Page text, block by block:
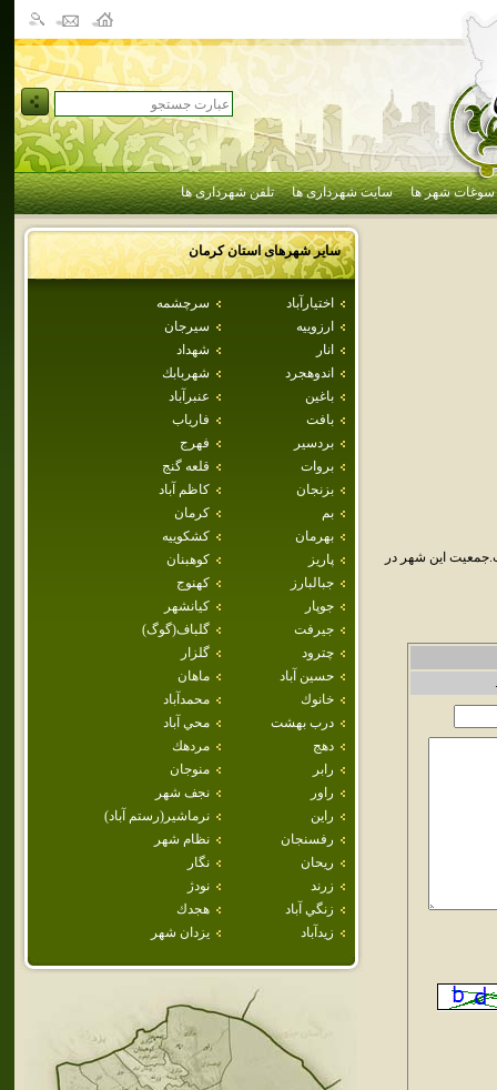
سوغات شهر ها سایت شهرداری ها تلفن شهرداری ها
سایر شهرهای استانكرمان
اختيارآباد
سرچشمه
ارزوييه
سيرجان
انار
شهداد
اندوهجرد
شهربابك
باغين
عنبرآباد
بافت
فارياب
بردسير
فهرج
بروات
قلعه گنج
بزنجان
كاظم آباد
بم
كرمان
بهرمان
كشكوييه
پاريز
كوهبنان
جبالبارز
كهنوج
جوپار
كيانشهر
جيرفت
گلباف(گوگ)
چترود
گلزار
حسين آباد
ماهان
خانوك
محمدآباد
درب بهشت
محي آباد
دهج
مردهك
رابر
منوجان
راور
نجف شهر
راين
نرماشير(رستم آباد)
رفسنجان
نظام شهر
ريحان
نگار
زرند
نودژ
زنگي آباد
هجدك
زيدآباد
يزدان شهر
اين شهر در